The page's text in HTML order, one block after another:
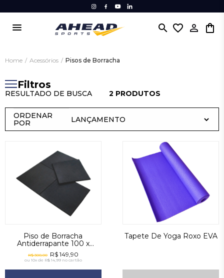
menu search favorite_border
Home / Acessórios / Pisos de Borracha
RESULTADO DE BUSCA 2 PRODUTOS
Filtros
Piso de Borracha
Antiderrapante 100 x
100cm 15mm Ahead
Sports Profissional
R$ 300,00 R$ 149,90
ou 10x de R$ 14,99no cartão
Tapete De Yoga Roxo EVA